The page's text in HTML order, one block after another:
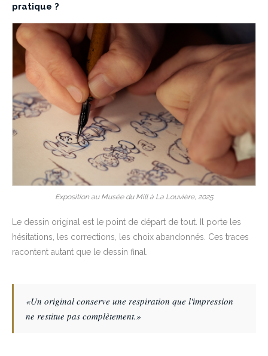
pratique ?
Exposition au Musée du Mill à La Louvière, 2025
Le dessin original est le point de départ de tout. Il porte les
hésitations, les corrections, les choix abandonnés. Ces traces
racontent autant que le dessin final.
«Un original conserve une respiration que l'impression
ne restitue pas complètement.»